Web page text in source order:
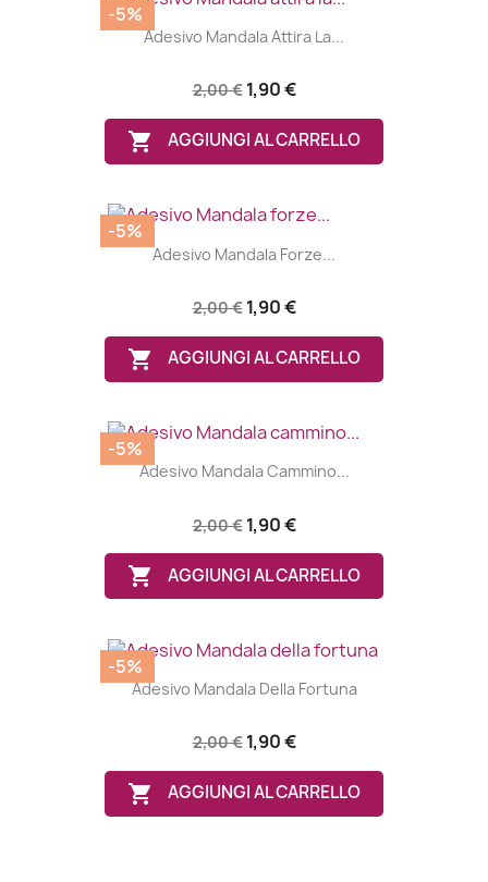
Adesivo Mandala Attira La...
2,00 € 1,90 €
 AGGIUNGI AL CARRELLO
-5%
Adesivo Mandala Forze...
2,00 € 1,90 €
 AGGIUNGI AL CARRELLO
-5%
Adesivo Mandala Cammino...
2,00 € 1,90 €
 AGGIUNGI AL CARRELLO
-5%
Adesivo Mandala Della Fortuna
2,00 € 1,90 €
 AGGIUNGI AL CARRELLO
-5%